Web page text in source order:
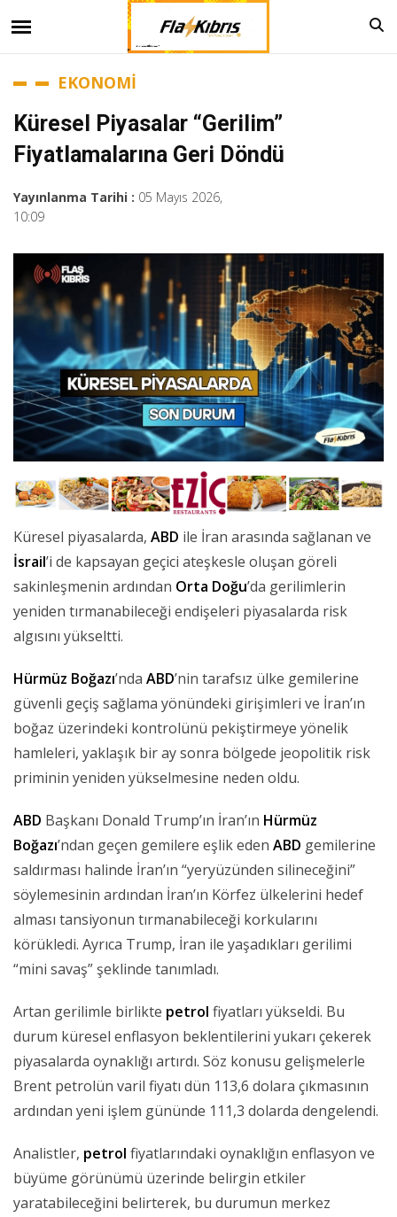
EKONOMİ
Küresel Piyasalar “gerilim”
Fiyatlamalarına Geri Döndü
Yayınlanma Tarihi : 05 Mayıs 2026,
10:09
Küresel piyasalarda, ABD ile İran arasında sağlanan ve
İsrail’i de kapsayan geçici ateşkesle oluşan göreli
sakinleşmenin ardından Orta Doğu’da gerilimlerin
yeniden tırmanabileceği endişeleri piyasalarda risk
algısını yükseltti.
Hürmüz Boğazı’nda ABD’nin tarafsız ülke gemilerine
güvenli geçiş sağlama yönündeki girişimleri ve İran’ın
boğaz üzerindeki kontrolünü pekiştirmeye yönelik
hamleleri, yaklaşık bir ay sonra bölgede jeopolitik risk
priminin yeniden yükselmesine neden oldu.
ABD Başkanı Donald Trump’ın İran’ın Hürmüz
Boğazı’ndan geçen gemilere eşlik eden ABD gemilerine
saldırması halinde İran’ın “yeryüzünden silineceğini”
söylemesinin ardından İran’ın Körfez ülkelerini hedef
alması tansiyonun tırmanabileceği korkularını
körükledi. Ayrıca Trump, İran ile yaşadıkları gerilimi
“mini savaş” şeklinde tanımladı.
Artan gerilimle birlikte petrol fiyatları yükseldi. Bu
durum küresel enflasyon beklentilerini yukarı çekerek
piyasalarda oynaklığı artırdı. Söz konusu gelişmelerle
Brent petrolün varil fiyatı dün 113,6 dolara çıkmasının
ardından yeni işlem gününde 111,3 dolarda dengelendi.
Analistler, petrol fiyatlarındaki oynaklığın enflasyon ve
büyüme görünümü üzerinde belirgin etkiler
yaratabileceğini belirterek, bu durumun merkez